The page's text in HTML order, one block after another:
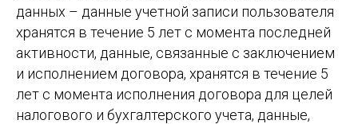
данных – данные учетной записи пользователя
хранятся в течение 5 лет с момента последней
активности, данные, связанные с заключением
и исполнением договора, хранятся в течение 5
лет с момента исполнения договора для целей
налогового и бухгалтерского учета, данные,